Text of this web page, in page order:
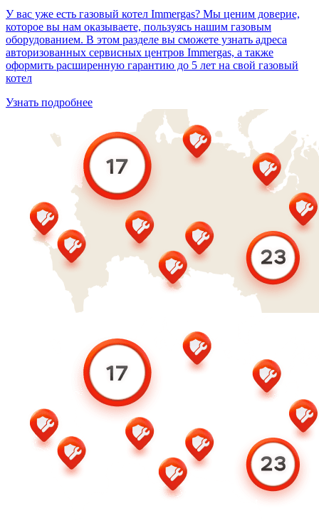
У вас уже есть газовый котел Immergas? Мы ценим доверие,
которое вы нам оказываете, пользуясь нашим газовым
оборудованием. В этом разделе вы сможете узнать адреса
авторизованных сервисных центров Immergas, а также
оформить расширенную гарантию до 5 лет на свой газовый
котел
Узнать подробнее